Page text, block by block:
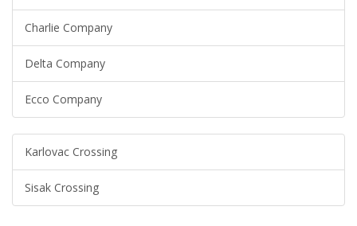
Charlie Company
Delta Company
Ecco Company
Karlovac Crossing
Sisak Crossing